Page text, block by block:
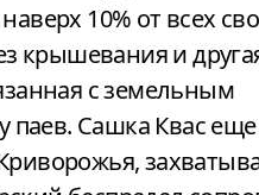
10% от всех
крышевания и
с земельным
паев. Сашка Квас